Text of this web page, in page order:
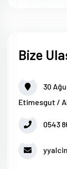
Bize
30
Etimesgut /
0543